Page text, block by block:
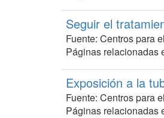
Seguir el
Fuente: Centros para
Páginas relacionadas
Exposición a la
Fuente: Centros para
Páginas relacionadas